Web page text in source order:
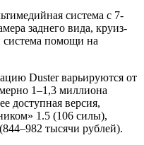
система с 7-
заднего вида, круиз-
система помощи на
Duster варьируются от
1–1,3 миллиона
доступная версия,
1.5 (106 силы),
тысячи рублей).